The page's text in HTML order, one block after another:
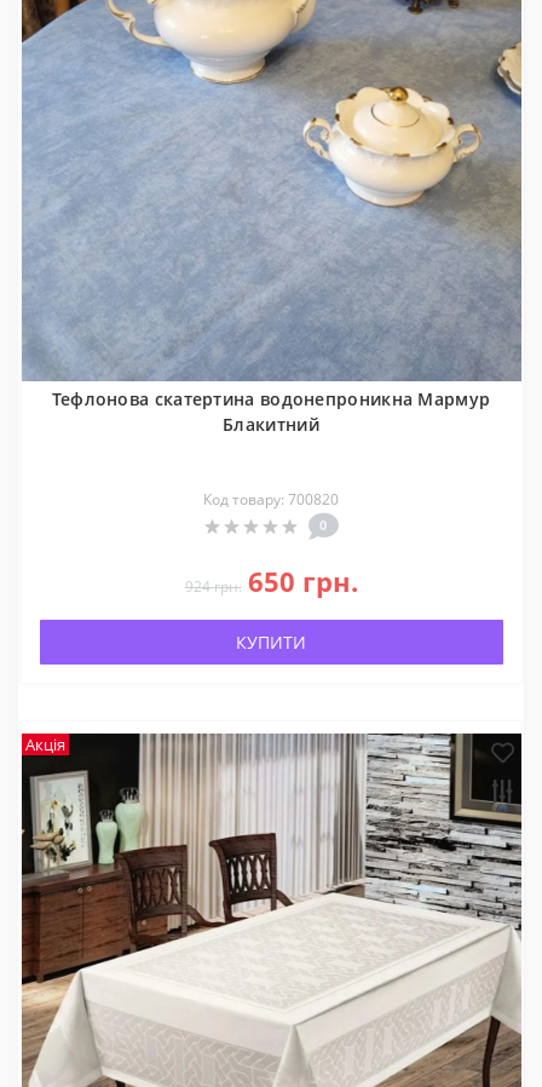
Тефлонова скатертина водонепроникна Мармур
Блакитний
Код товару: 700820
0
924 грн. 650 грн.
КУПИТИ
Акція